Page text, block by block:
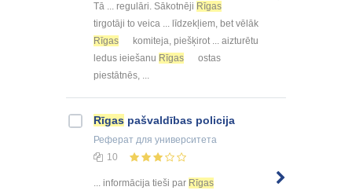
Tā ... regulāri. Sākotnēji Rīgas
tirgotāji to veica ... līdzekļiem, bet vēlāk
Rīgas
komiteja, piešķirot ... aizturētu
ledus ieiešanu Rīgas
ostas
piestātnēs, ...
Rīgas pašvaldības policija
Реферат для университета
10
... informācija tieši par Rīgas